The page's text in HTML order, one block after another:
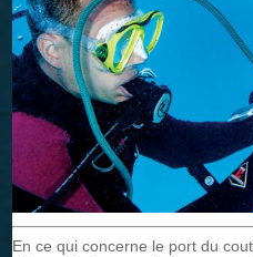
En ce qui concerne le port du